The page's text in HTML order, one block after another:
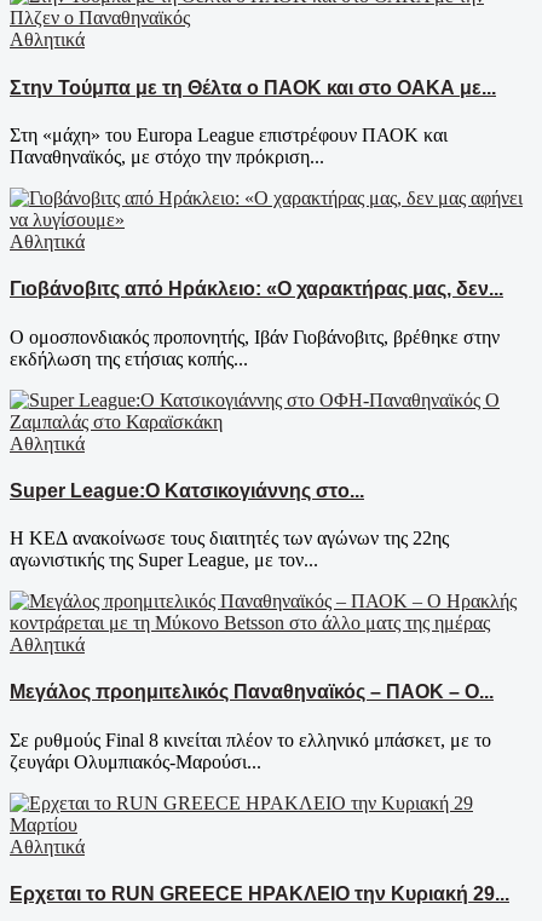
Αθλητικά
Στην Τούμπα με τη Θέλτα ο ΠΑΟΚ και στο ΟΑΚΑ με...
Στη «μάχη» του Europa League επιστρέφουν ΠΑΟΚ και
Παναθηναϊκός, με στόχο την πρόκριση...
Αθλητικά
Γιοβάνοβιτς από Ηράκλειο: «Ο χαρακτήρας μας, δεν...
Ο ομοσπονδιακός προπονητής, Ιβάν Γιοβάνοβιτς, βρέθηκε στην
εκδήλωση της ετήσιας κοπής...
Αθλητικά
Super League:O Κατσικογιάννης στο...
Η ΚΕΔ ανακοίνωσε τους διαιτητές των αγώνων της 22ης
αγωνιστικής της Super League, με τον...
Αθλητικά
Μεγάλος προημιτελικός Παναθηναϊκός – ΠΑΟΚ – Ο...
Σε ρυθμούς Final 8 κινείται πλέον το ελληνικό μπάσκετ, με το
ζευγάρι Ολυμπιακός-Μαρούσι...
Αθλητικά
Ερχεται το RUN GREECE ΗΡΑΚΛΕΙΟ την Κυριακή 29...